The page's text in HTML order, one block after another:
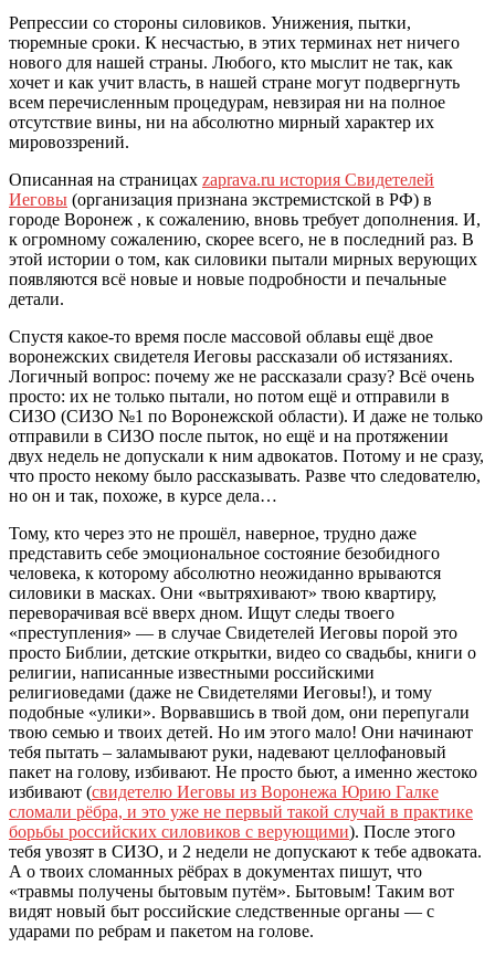
Репрессии со стороны силовиков. Унижения, пытки,
тюремные сроки. К несчастью, в этих терминах нет ничего
нового для нашей страны. Любого, кто мыслит не так, как
хочет и как учит власть, в нашей стране могут подвергнуть
всем перечисленным процедурам, невзирая ни на полное
отсутствие вины, ни на абсолютно мирный характер их
мировоззрений.
Описанная на страницах zaprava.ru история Свидетелей
Иеговы (организация признана экстремистской в РФ) в
городе Воронеж , к сожалению, вновь требует дополнения. И,
к огромному сожалению, скорее всего, не в последний раз. В
этой истории о том, как силовики пытали мирных верующих
появляются всё новые и новые подробности и печальные
детали.
Спустя какое-то время после массовой облавы ещё двое
воронежских свидетеля Иеговы рассказали об истязаниях.
Логичный вопрос: почему же не рассказали сразу? Всё очень
просто: их не только пытали, но потом ещё и отправили в
СИЗО (СИЗО №1 по Воронежской области). И даже не только
отправили в СИЗО после пыток, но ещё и на протяжении
двух недель не допускали к ним адвокатов. Потому и не сразу,
что просто некому было рассказывать. Разве что следователю,
но он и так, похоже, в курсе дела…
Тому, кто через это не прошёл, наверное, трудно даже
представить себе эмоциональное состояние безобидного
человека, к которому абсолютно неожиданно врываются
силовики в масках. Они «вытряхивают» твою квартиру,
переворачивая всё вверх дном. Ищут следы твоего
«преступления» — в случае Свидетелей Иеговы порой это
просто Библии, детские открытки, видео со свадьбы, книги о
религии, написанные известными российскими
религиоведами (даже не Свидетелями Иеговы!), и тому
подобные «улики». Ворвавшись в твой дом, они перепугали
твою семью и твоих детей. Но им этого мало! Они начинают
тебя пытать – заламывают руки, надевают целлофановый
пакет на голову, избивают. Не просто бьют, а именно жестоко
избивают (свидетелю Иеговы из Воронежа Юрию Галке
сломали рёбра, и это уже не первый такой случай в практике
борьбы российских силовиков с верующими). После этого
тебя увозят в СИЗО, и 2 недели не допускают к тебе адвоката.
А о твоих сломанных рёбрах в документах пишут, что
«травмы получены бытовым путём». Бытовым! Таким вот
видят новый быт российские следственные органы — с
ударами по ребрам и пакетом на голове.